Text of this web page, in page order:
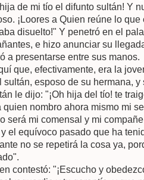
de mi tío el difunto sultán! Y
¡Loores a Quien reúne lo
disuelto!" Y penetró en el
e hizo anunciar su
a presentarse entre sus manos.
que, efectivamente, era la
sultán, esposo de su hermana,
le dijo: "¡Oh hija del tío! te
quien nombro ahora mismo mi
será mi comensal y mi
el equívoco pasado que ha
no se repetirá la cosa ya,
contestó: "¡Escucho y